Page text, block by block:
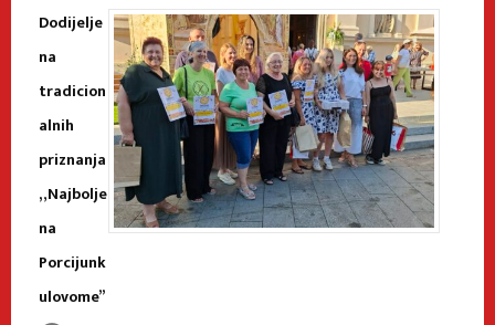
Dodijelje
na
tradicion
alnih
priznanja
„Najbolje
na
Porcijunk
ulovome”